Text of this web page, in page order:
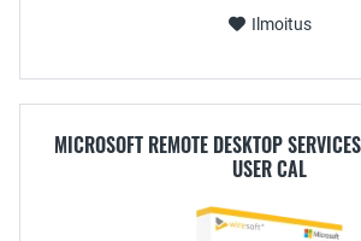
Ilmoitus
MICROSOFT REMOTE DESKTOP
USER CAL